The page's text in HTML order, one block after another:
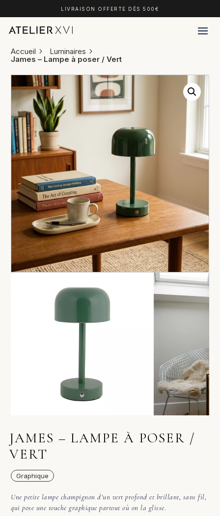
LIVRAISON OFFERTE DÈS 500€
Accueil
Luminaires
James – Lampe à poser / Vert
JAMES – LAMPE À POSER /
VERT
Graphique
Une petite lampe champignon d’un vert profond et brillant, sans fil,
qui pose une touche graphique partout où on la glisse.